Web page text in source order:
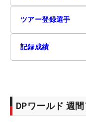
ツアー登録選手
記録成績
DPワールド 週